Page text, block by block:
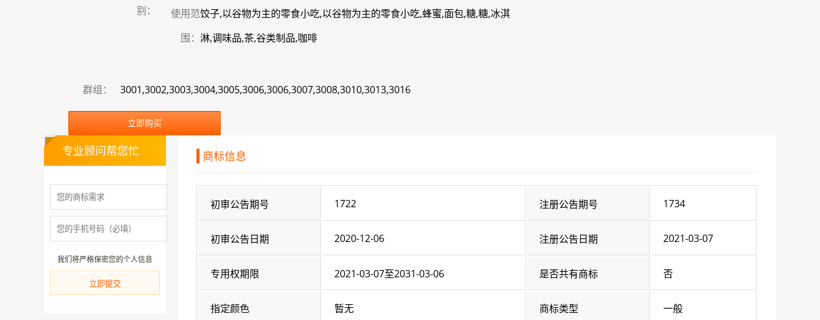
别：
使用范
围：
饺子,以谷物为主的零食小吃,以谷物为主的零食小吃,蜂蜜,面包,糖,糖,冰淇
淋,调味品,茶,谷类制品,咖啡
群组： 3001,3002,3003,3004,3005,3006,3006,3007,3008,3010,3013,3016
立即购买
商标信息
初审公告期号 1722 注册公告期号 1734
初审公告日期 2020-12-06 注册公告日期 2021-03-07
专用权期限 2021-03-07至2031-03-06 是否共有商标 否
指定颜色 暂无 商标类型 一般
专业顾问帮您忙
我们将严格保密您的个人信息